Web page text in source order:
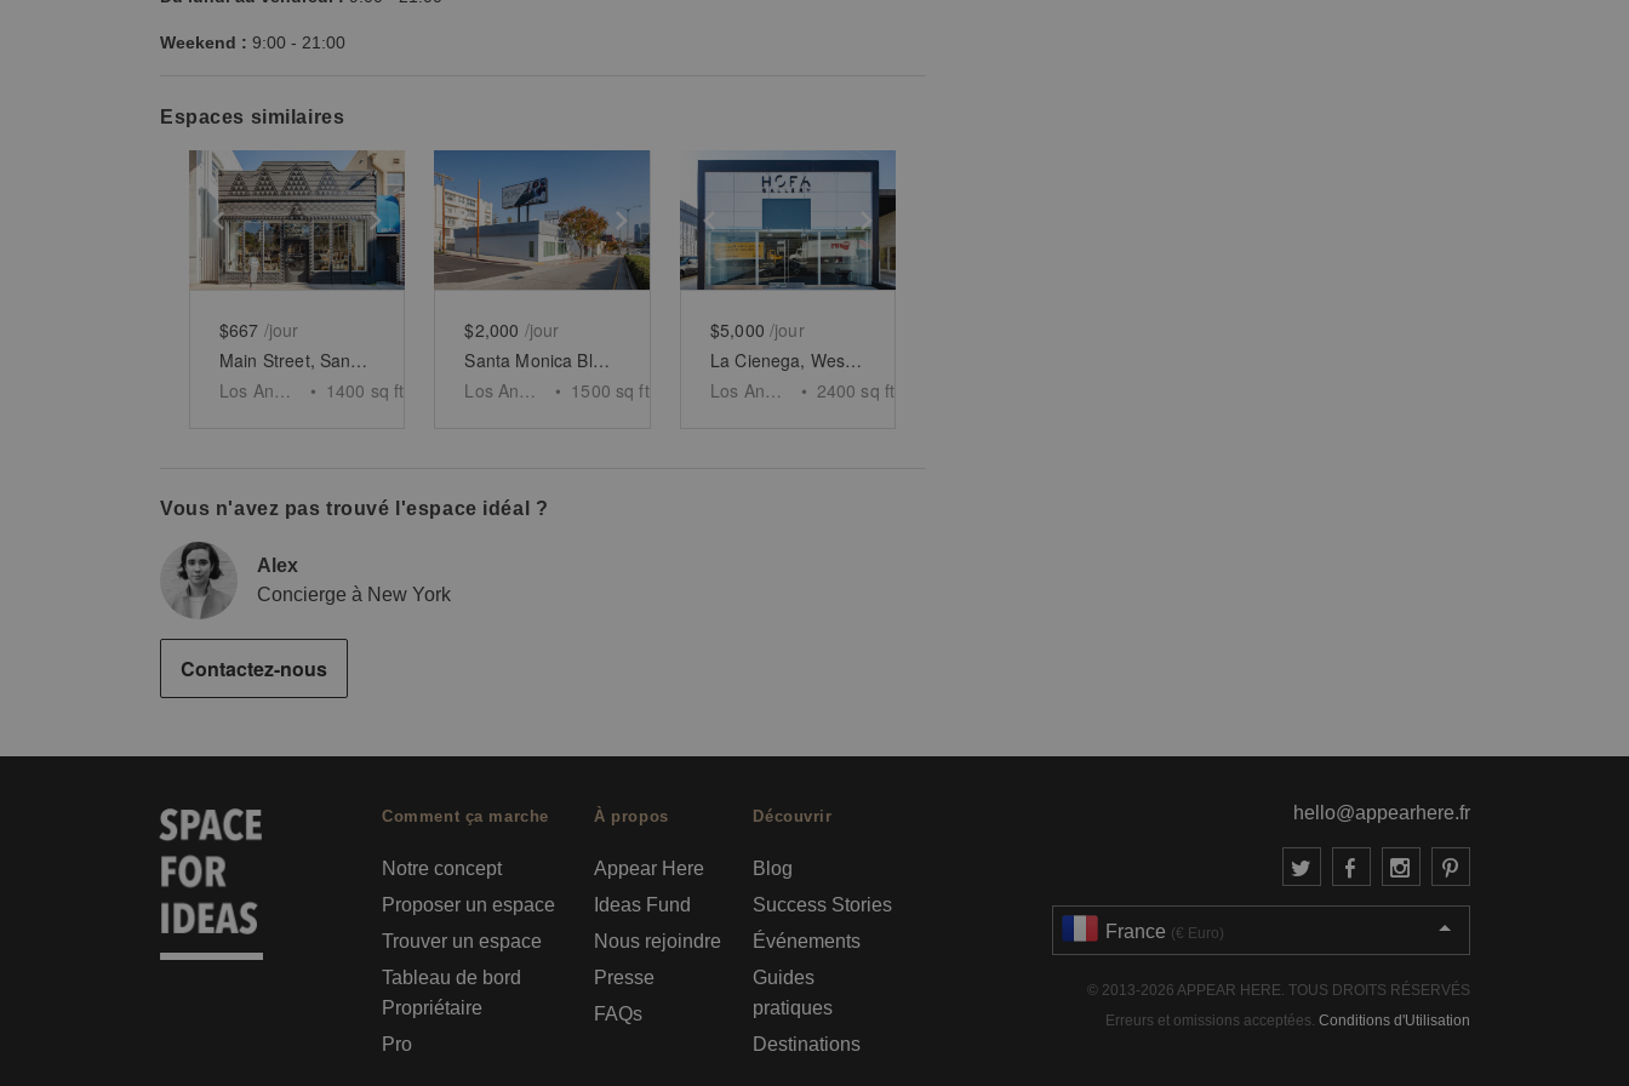
Weekend : 9:00 - 21:00
Espaces similaires
Show previous slideShow next slide
$667 /jour
Main Street, Santa Monica - The Rustic White Space
Los Angeles
• 1400 sq ft
Show previous slideShow next slide
$2,000 /jour
Santa Monica Blvd, LA - The Century City Boutique
Los Angeles
• 1500 sq ft
Show previous slideShow next slide
$5,000 /jour
La Cienega, West Hollywood – The Hollywood Gallery
Los Angeles
• 2400 sq ft
Vous n'avez pas trouvé l'espace idéal ?
Alex
Concierge à New York
Contactez-nous
Comment ça marche
Notre concept
Proposer un espace
Trouver un espace
Tableau de bord
Propriétaire
Pro
À propos
Appear Here
Ideas Fund
Nous rejoindre
Presse
FAQs
Découvrir
Blog
Success Stories
Événements
Guides
pratiques
Destinations
hello@appearhere.fr
France (€ Euro)
© 2013-2026 APPEAR HERE. TOUS DROITS RÉSERVÉS
Erreurs et omissions acceptées. Conditions d'Utilisation